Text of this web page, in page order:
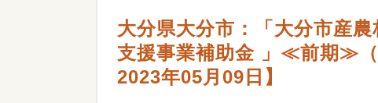
大分県大分市：「大分市産
支援事業補助金 」≪前期≫
2023年05月09日】